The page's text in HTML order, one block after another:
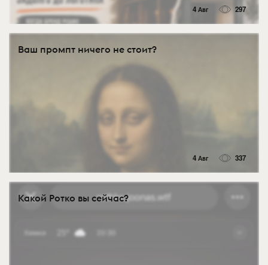
4 Авг 297
Ваш промпт ничего не стоит?
4 Авг 337
Какой Ротко вы сейчас?